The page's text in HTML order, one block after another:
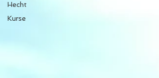
Hecht
Kurse